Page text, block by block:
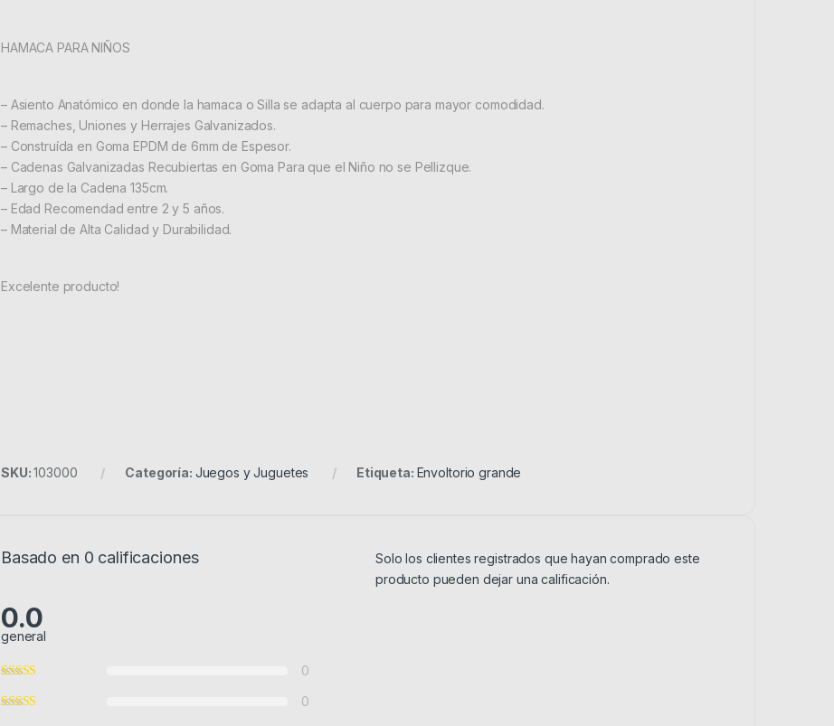
HAMACA PARA NIÑOS
– Asiento Anatómico en donde la hamaca o Silla se adapta al cuerpo para mayor comodidad.
– Remaches, Uniones y Herrajes Galvanizados.
– Construída en Goma EPDM de 6mm de Espesor.
– Cadenas Galvanizadas Recubiertas en Goma Para que el Niño no se Pellizque.
– Largo de la Cadena 135cm.
– Edad Recomendad entre 2 y 5 años.
– Material de Alta Calidad y Durabilidad.
Excelente producto!
SKU:103000 Categoría: Juegos y Juguetes Etiqueta: Envoltorio grande
Basado en 0 calificaciones
0.0
general
0
0
Solo los clientes registrados que hayan comprado este
producto pueden dejar una calificación.